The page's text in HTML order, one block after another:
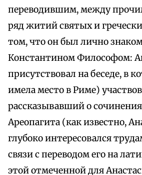
переводившим, между
ряд житий святых и
том, что он был лично
Константином Философом:
присутствовал на беседе, в
имела место в Риме)
рассказывавший о
Ареопагита (как известно,
глубоко интересовался
связи с переводом его на
этой отмеченной для